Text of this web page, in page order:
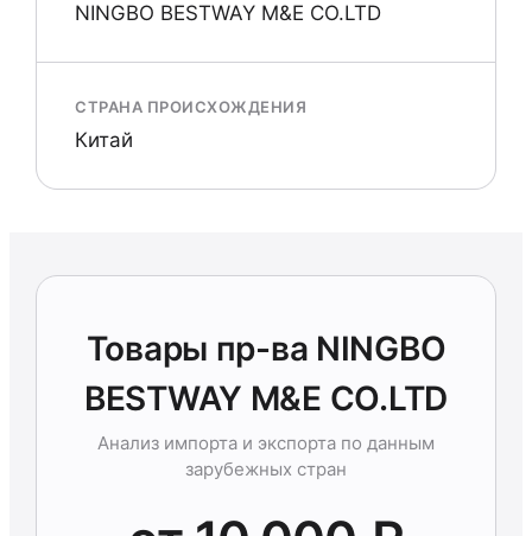
NINGBO BESTWAY M&E CO.LTD
СТРАНА ПРОИСХОЖДЕНИЯ
Китай
Товары пр-ва NINGBO
BESTWAY M&E CO.LTD
Анализ импорта и экспорта по данным
зарубежных стран